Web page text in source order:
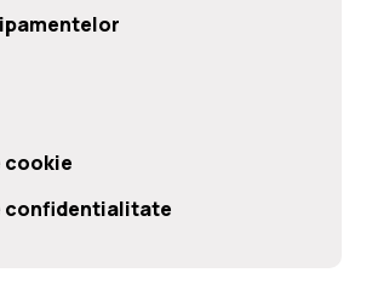
cookie
confidentialitate